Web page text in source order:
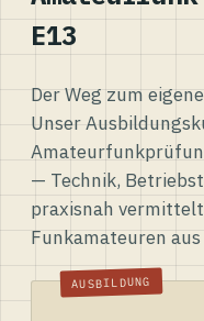
E13
Der Weg zum
Unser
— Technik,
praxisnah
Funkamateuren